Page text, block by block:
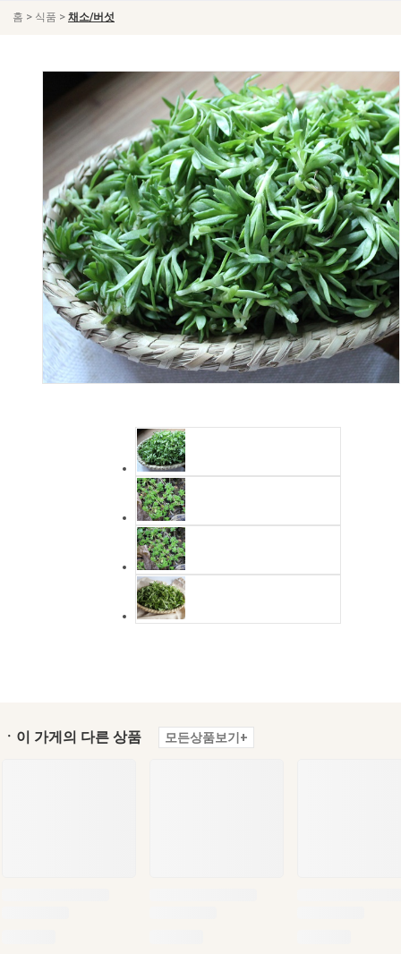
홈 > 식품 > 채소/버섯
ㆍ이 가게의 다른 상품 모든상품보기+